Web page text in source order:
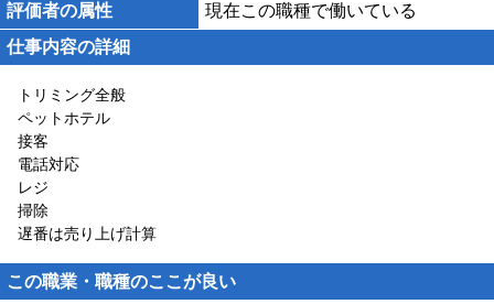
評価者の属性
現在この職種で働いている
仕事内容の詳細
トリミング全般
ペットホテル
接客
電話対応
レジ
掃除
遅番は売り上げ計算
この職業・職種のここが良い